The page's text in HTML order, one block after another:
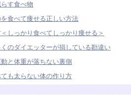
す食べ物
食べて痩せる正しい方法
しっかり食べてしっかり痩せる＞
のダイエッターが損している勘違い
と体重が落ちない裏側
も太らない体の作り方